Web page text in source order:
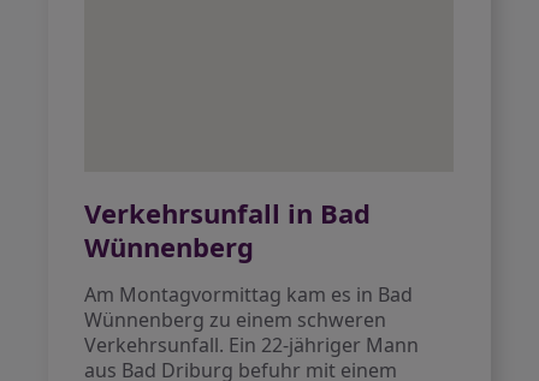
Verkehrsunfall in Bad
Wünnenberg
Am Montagvormittag kam es in Bad
Wünnenberg zu einem schweren
Verkehrsunfall. Ein 22-jähriger Mann
aus Bad Driburg befuhr mit einem